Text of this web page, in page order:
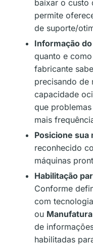
baixar o custo
permite
de suporte/
Informação
quanto e
fabricante
precisando de
capacidade
que
mais
Posicione sua
reconhecido
máquinas
Habilitação
Conforme
com
ou
de
habilitadas